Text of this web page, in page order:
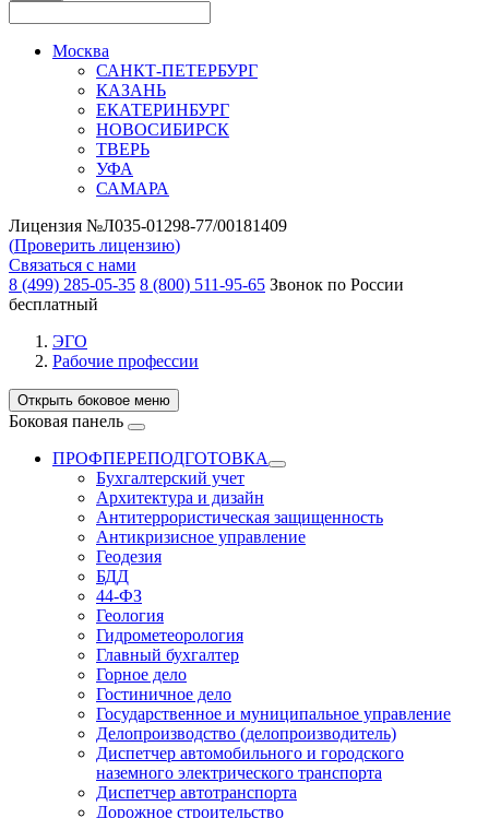
Москва
САНКТ-ПЕТЕРБУРГ
КАЗАНЬ
ЕКАТЕРИНБУРГ
НОВОСИБИРСК
ТВЕРЬ
УФА
САМАРА
Лицензия №Л035-01298-77/00181409
(Проверить лицензию)
Связаться с нами
8 (499) 285-05-35 8 (800) 511-95-65 Звонок по России
бесплатный
ЭГО
Рабочие профессии
Открыть боковое меню
Боковая панель
ПРОФПЕРЕПОДГОТОВКА
Бухгалтерский учет
Архитектура и дизайн
Антитеррористическая защищенность
Антикризисное управление
Геодезия
БДД
44-ФЗ
Геология
Гидрометеорология
Главный бухгалтер
Горное дело
Гостиничное дело
Государственное и муниципальное управление
Делопроизводство (делопроизводитель)
Диспетчер автомобильного и городского
наземного электрического транспорта
Диспетчер автотранспорта
Дорожное строительство